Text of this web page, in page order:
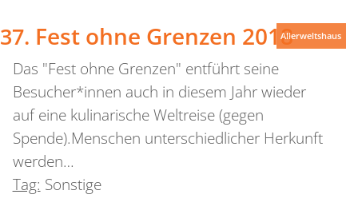
Fest ohne Grenzen 2018
Das "Fest ohne Grenzen" entführt seine
Besucher*innen auch in diesem Jahr wieder
auf eine kulinarische Weltreise (gegen
Spende).Menschen unterschiedlicher Herkunft
werden…
Tag: Sonstige
Allerweltshaus